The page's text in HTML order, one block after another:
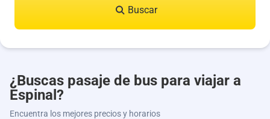
Buscar
¿Buscas pasaje de bus para viajar a
Espinal?
Encuentra los mejores precios y horarios